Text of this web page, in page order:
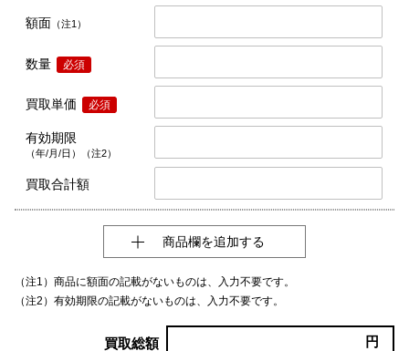
額面 （注1）
数量 必須
買取単価 必須
有効期限
（年/月/日）（注2）
買取合計額
商品欄を追加する
（注1）商品に額面の記載がないものは、入力不要です。
（注2）有効期限の記載がないものは、入力不要です。
買取総額 円